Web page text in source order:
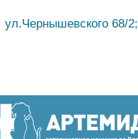
ул.Чернышевского 68/2;